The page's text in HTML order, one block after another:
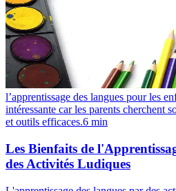
l’apprentissage des langues pour les
intéressante car les parents cherchent
et outils efficaces.6 min
Les Bienfaits de
des Activités Ludiques